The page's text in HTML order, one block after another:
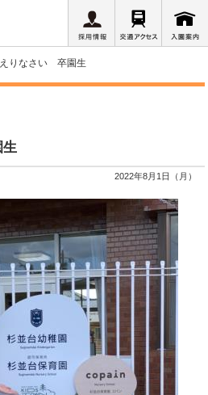
りなさい 卒園生
2022年8月1日（月）